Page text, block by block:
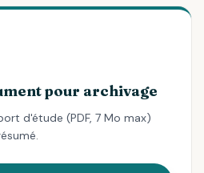
pour archivage
d'étude (PDF, 7 Mo max)